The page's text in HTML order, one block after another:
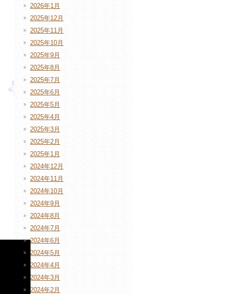
2026年1月
2025年12月
2025年11月
2025年10月
2025年9月
2025年8月
2025年7月
2025年6月
2025年5月
2025年4月
2025年3月
2025年2月
2025年1月
2024年12月
2024年11月
2024年10月
2024年9月
2024年8月
2024年7月
2024年6月
2024年5月
2024年4月
2024年3月
2024年2月